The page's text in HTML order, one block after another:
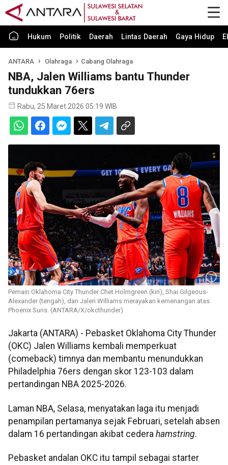
Hukum Politik Daerah Lintas Daerah Gaya Hidup
ANTARA Olahraga Cabang Olahraga
NBA, Jalen Williams bantu Thunder
tundukkan 76ers
Rabu, 25 Maret 2026 05:19 WIB
Pemain Oklahoma City Thunder Chet Holmgreen (kiri), Shai Gilgeous-
Alexander (tengah), dan Jalen Williams merayakan kemenangan atas
Phoenix Suns. (ANTARA/X/okcthunder)
Jakarta (ANTARA) - Pebasket Oklahoma City Thunder
(OKC) Jalen Williams kembali memperkuat
(comeback) timnya dan membantu menundukkan
Philadelphia 76ers dengan skor 123-103 dalam
pertandingan NBA 2025-2026.
Laman NBA, Selasa, menyatakan laga itu menjadi
penampilan pertamanya sejak Februari, setelah absen
dalam 16 pertandingan akibat cedera hamstring.
Pebasket andalan OKC itu tampil sebagai starter